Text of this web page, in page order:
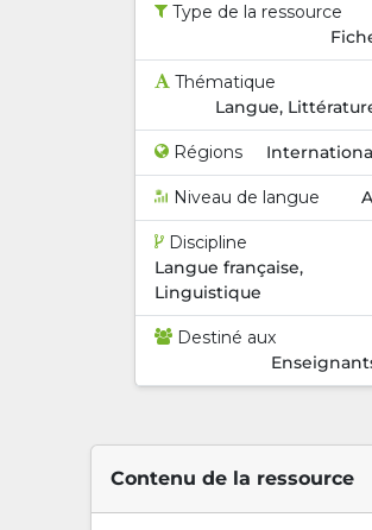
Type de la ressource
Thématique
Langue,
Régions
Niveau de langue
Discipline
Langue française,
Linguistique
Destiné aux
Contenu de la ressource